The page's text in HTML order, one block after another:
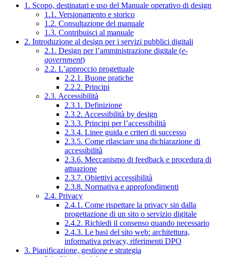
1. Scopo, destinatari e uso del Manuale operativo di design
1.1. Versionamento e storico
1.2. Consultazione del manuale
1.3. Contribuisci al manuale
2. Introduzione al design per i servizi pubblici digitali
2.1. Design per l’amministrazione digitale (e-
government)
2.2. L’approccio progettuale
2.2.1. Buone pratiche
2.2.2. Principi
2.3. Accessibilità
2.3.1. Definizione
2.3.2. Accessibilità by design
2.3.3. Principi per l’accessibilità
2.3.4. Linee guida e criteri di successo
2.3.5. Come rilasciare una dichiarazione di
accessibilità
2.3.6. Meccanismo di feedback e procedura di
attuazione
2.3.7. Obiettivi accessibilità
2.3.8. Normativa e approfondimenti
2.4. Privacy
2.4.1. Come rispettare la privacy sin dalla
progettazione di un sito o servizio digitale
2.4.2. Richiedi il consenso quando necessario
2.4.3. Le basi del sito web: architettura,
informativa privacy, riferimenti DPO
3. Pianificazione, gestione e strategia